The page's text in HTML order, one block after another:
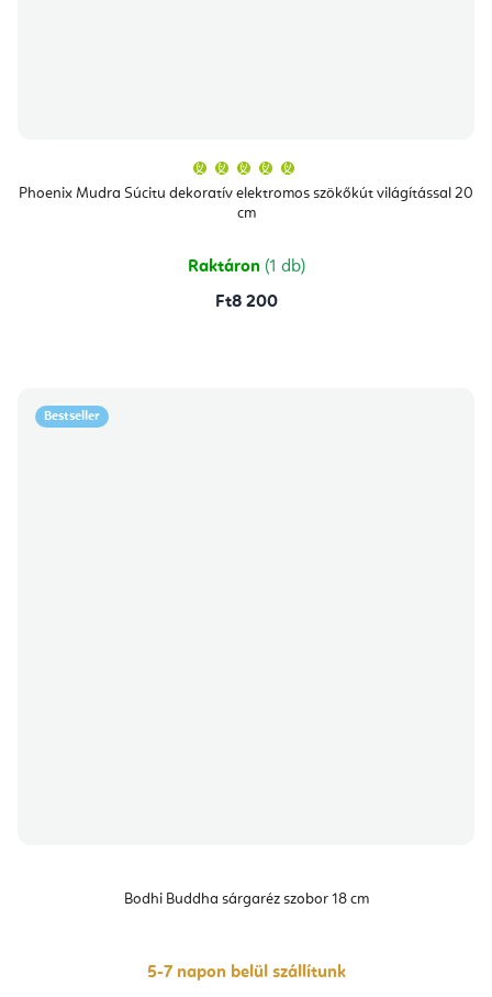
Phoenix Mudra Súcitu dekoratív elektromos szökőkút világítással 20
cm
átlagos
értékelése
csillag.
Raktáron (1 db)
Ft8 200
Bestseller
Bodhi Buddha sárgaréz szobor 18 cm
5-7 napon belül szállítunk